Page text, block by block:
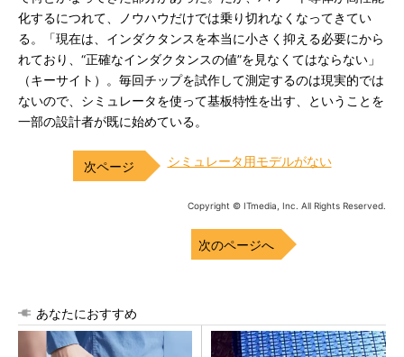
化するにつれて、ノウハウだけでは乗り切れなくなってきてい
る。「現在は、インダクタンスを本当に小さく抑える必要にから
れており、“正確なインダクタンスの値”を見なくてはならない」
（キーサイト）。毎回チップを試作して測定するのは現実的では
ないので、シミュレータを使って基板特性を出す、ということを
一部の設計者が既に始めている。
シミュレータ用モデルがない
Copyright © ITmedia, Inc. All Rights Reserved.
次のページへ
あなたにおすすめ